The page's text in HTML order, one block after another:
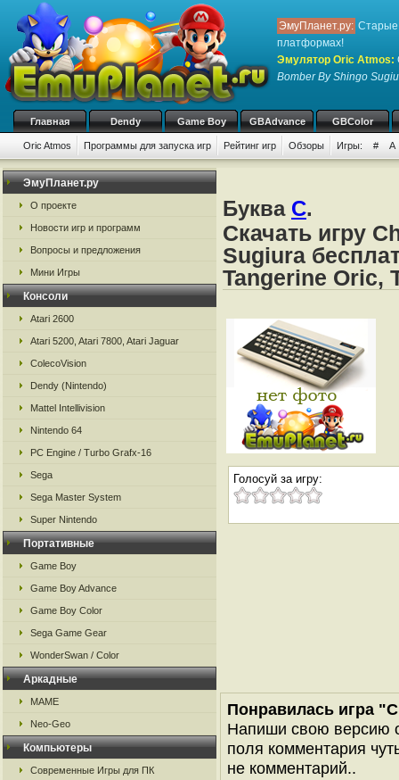
ЭмуПланет.ру: Старые
платформах!
Эмулятор Oric Atmos:
Bomber By Shingo
Главная Dendy Game Boy GBAdvance GBColor
Oric Atmos Программы для запуска игр Рейтинг игр Обзоры Игры: # A
ЭмуПланет.ру
О проекте
Новости игр и программ
Вопросы и предложения
Мини Игры
Консоли
Atari 2600
Atari 5200, Atari 7800, Atari Jaguar
ColecoVision
Dendy (Nintendo)
Mattel Intellivision
Nintendo 64
PC Engine / Turbo Grafx-16
Sega
Sega Master System
Super Nintendo
Портативные
Game Boy
Game Boy Advance
Game Boy Color
Sega Game Gear
WonderSwan / Color
Аркадные
MAME
Neo-Geo
Компьютеры
Современные Игры для ПК
Буква C.
Скачать игру
Sugiura
Tangerine Oric,
Голосуй за игру:
Понравилась игра
Напиши свою версию
поля комментария
не комментарий..